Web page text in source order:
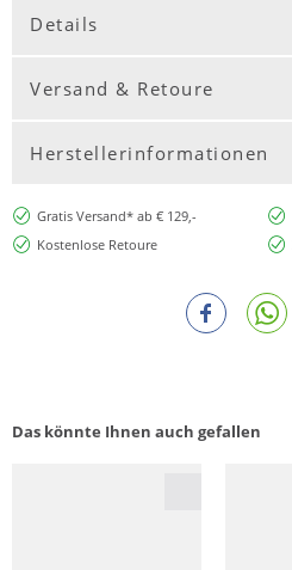
Details
Versand & Retoure
Herstellerinformationen
Gratis Versand* ab € 129,-
Kostenlose Retoure
Das könnte Ihnen auch gefallen